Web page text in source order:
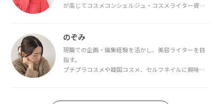
が高じてコスメコンシェルジュ・コスメライター資格
断・骨格診断によるイメージコンサルティングも行っ
のぞみ
現職での企画・編集経験を活かし、美容ライターを目
指す。
プチプラコスメや韓国コスメ、セルフネイルに興味が
日本化粧品検定1級保有。